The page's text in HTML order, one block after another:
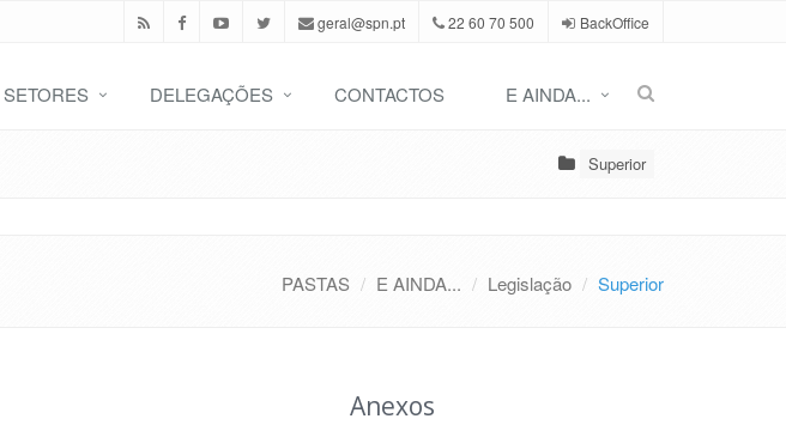
geral@spn.pt 22 60 70 500 BackOffice
SETORES DELEGAÇÕES CONTACTOS E AINDA...
Superior
PASTAS E AINDA... Legislação Superior
Anexos